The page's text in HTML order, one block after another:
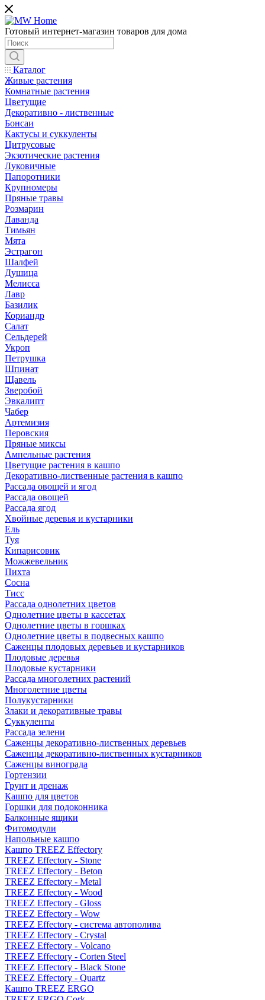
Готовый интернет-магазин товаров для дома
Каталог
Живые растения
Комнатные растения
Цветущие
Декоративно - лиственные
Бонсаи
Кактусы и суккуленты
Цитрусовые
Экзотические растения
Луковичные
Папоротники
Крупномеры
Пряные травы
Розмарин
Лаванда
Тимьян
Мята
Эстрагон
Шалфей
Душица
Мелисса
Лавр
Базилик
Кориандр
Салат
Сельдерей
Укроп
Петрушка
Шпинат
Щавель
Зверобой
Эвкалипт
Чабер
Артемизия
Перовския
Пряные миксы
Ампельные растения
Цветущие растения в кашпо
Декоративно-лиственные растения в кашпо
Рассада овощей и ягод
Рассада овощей
Рассада ягод
Хвойные деревья и кустарники
Ель
Туя
Кипарисовик
Можжевельник
Пихта
Сосна
Тисc
Рассада однолетних цветов
Однолетние цветы в кассетах
Однолетние цветы в горшках
Однолетние цветы в подвесных кашпо
Саженцы плодовых деревьев и кустарников
Плодовые деревья
Плодовые кустарники
Рассада многолетних растений
Многолетние цветы
Полукустарники
Злаки и декоративные травы
Суккуленты
Рассада зелени
Саженцы декоративно-лиственных деревьев
Саженцы декоративно-лиственных кустарников
Саженцы винограда
Гортензии
Грунт и дренаж
Кашпо для цветов
Горшки для подоконника
Балконные ящики
Фитомодули
Напольные кашпо
Кашпо TREEZ Effectory
TREEZ Effectory - Stone
TREEZ Effectory - Beton
TREEZ Effectory - Metal
TREEZ Effectory - Wood
TREEZ Effectory - Gloss
TREEZ Effectory - Wow
TREEZ Effectory - система автополива
TREEZ Effectory - Crystal
TREEZ Effectory - Volcano
TREEZ Effectory - Corten Steel
TREEZ Effectory - Black Stone
TREEZ Effectory - Quartz
Кашпо TREEZ ERGO